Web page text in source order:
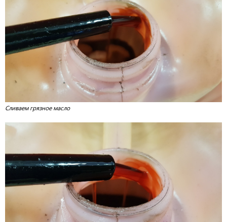
Сливаем грязное масло